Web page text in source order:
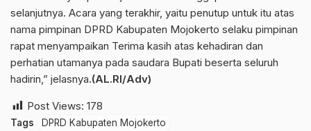
selanjutnya. Acara yang terakhir, yaitu penutup untuk itu atas
nama pimpinan DPRD Kabupaten Mojokerto selaku pimpinan
rapat menyampaikan Terima kasih atas kehadiran dan
perhatian utamanya pada saudara Bupati beserta seluruh
hadirin,” jelasnya.(AL.RI/Adv)
Post Views: 178
Tags DPRD Kabupaten Mojokerto